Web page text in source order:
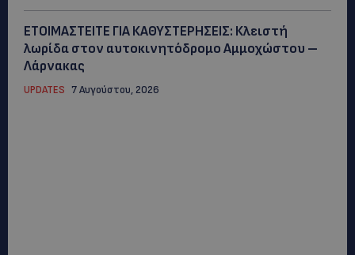
ΕΤΟΙΜΑΣΤΕΙΤΕ ΓΙΑ ΚΑΘΥΣΤΕΡΗΣΕΙΣ: Κλειστή
λωρίδα στον αυτοκινητόδρομο Αμμοχώστου –
Λάρνακας
UPDATES 7 Αυγούστου, 2026